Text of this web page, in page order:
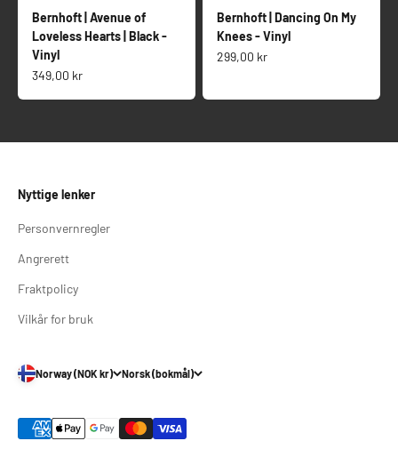
Bernhoft | Avenue of
Loveless Hearts | Black -
Vinyl
Salgspris
349,00 kr
Bernhoft | Dancing On My
Knees - Vinyl
Salgspris
299,00 kr
Nyttige lenker
Personvernregler
Angrerett
Fraktpolicy
Vilkår for bruk
Norway (NOK kr) Norsk (bokmål)